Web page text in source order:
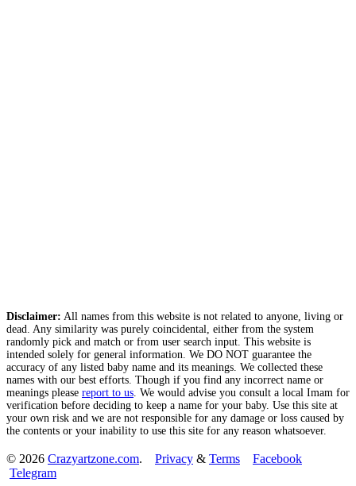
Disclaimer: All names from this website is not related to anyone, living or
dead. Any similarity was purely coincidental, either from the system
randomly pick and match or from user search input. This website is
intended solely for general information. We DO NOT guarantee the
accuracy of any listed baby name and its meanings. We collected these
names with our best efforts. Though if you find any incorrect name or
meanings please report to us . We would advise you consult a local Imam for
verification before deciding to keep a name for your baby. Use this site at
your own risk and we are not responsible for any damage or loss caused by
the contents or your inability to use this site for any reason whatsoever.
© 2026 Crazyartzone.com. Privacy & Terms
Facebook
Telegram